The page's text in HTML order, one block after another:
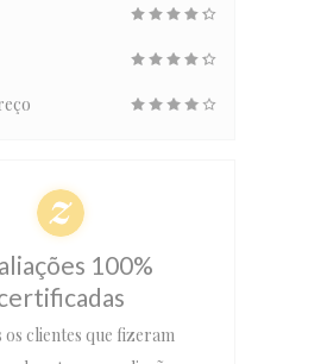
100%
os clientes que fizeram